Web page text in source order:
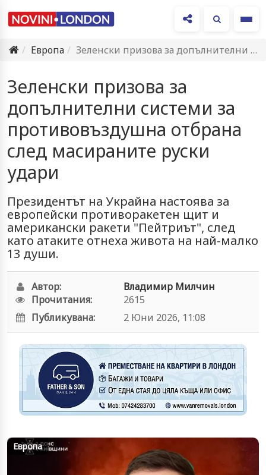
Европа
Зеленски призова за допълнителни системи за противовъздушна отбрана след масираните…
Зеленски призова за
допълнителни системи за
противовъздушна отбрана
след масираните руски
удари
Президентът на Украйна настоява за
европейски противоракетен щит и
американски ракети "Пейтриът", след
като атаките отнеха живота на най-малко
13 души.
Автор:
Владимир Милчин
Прочитания:
2615
Публикувана:
2 Юни 2026, 11:08
Европа